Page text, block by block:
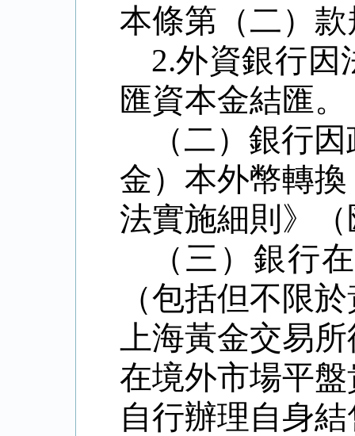
本條第（二）
2.外資銀行因
匯資本金結匯。
（二）銀行
金）本外幣轉
法實施細則》
（三）銀行
（包括但不限
上海黃金交易
在境外市場平
自行辦理自身